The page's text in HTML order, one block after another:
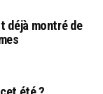
déjà montré de